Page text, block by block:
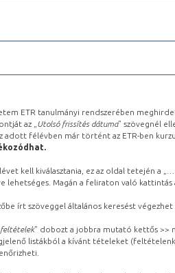
ETR tanulmányi rendszerében
az „ Utolsó frissítés dátuma” szövegnél
adott félévben már történt az ETR-ben
kell kiválasztania, ez az oldal tetején a „
lehetséges. Magán a feliraton való kattintás
írt szöveggel általános keresést
feltételek” dobozt a jobbra mutató kettős >>
listákból a kívánt tételeket